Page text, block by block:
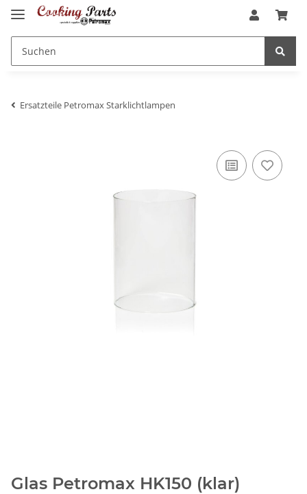
Ersatzteile Petromax Starklichtlampen
Glas Petromax HK150 (klar)